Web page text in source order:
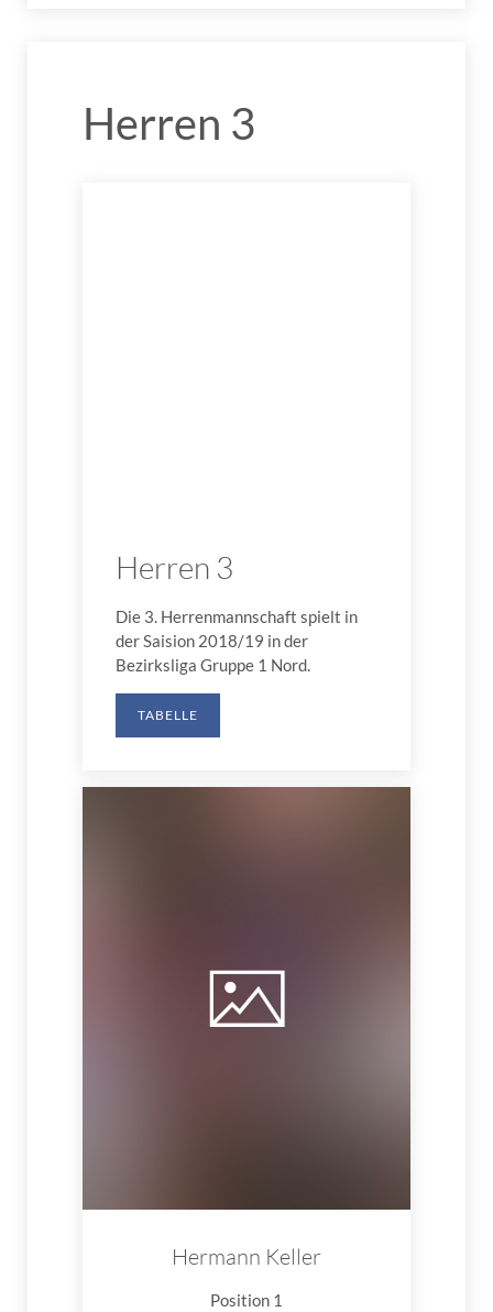
Herren 3
Herren 3
Die 3. Herrenmannschaft spielt in
der Saision 2018/19 in der
Bezirksliga Gruppe 1 Nord.
TABELLE
Hermann Keller
Position 1